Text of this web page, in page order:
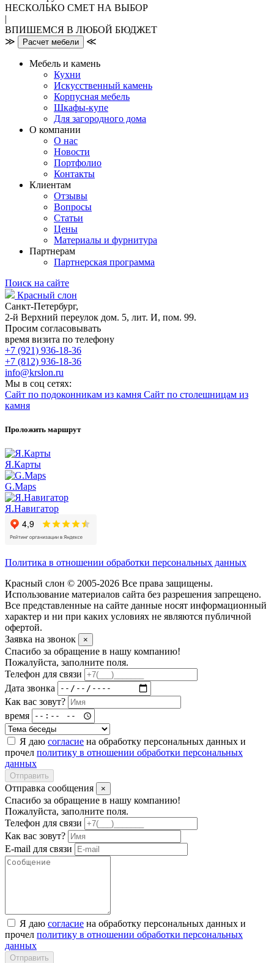
НЕСКОЛЬКО СМЕТ НА ВЫБОР
|
ВПИШЕМСЯ В ЛЮБОЙ БЮДЖЕТ
≫
Расчет мебели ≪
Мебель и камень
Кухни
Искусственный камень
Корпусная мебель
Шкафы-купе
Для загородного дома
О компании
О нас
Новости
Портфолио
Контакты
Клиентам
Отзывы
Вопросы
Статьи
Цены
Материалы и фурнитура
Партнерам
Партнерская программа
Поиск на сайте
Красный слон
Санкт-Петербург,
2-й Верхний переулок дом. 5, лит. И, пом. 99.
Просим согласовывать
время визита по телефону
+7 (921) 936-18-36
+7 (812) 936-18-36
info@krslon.ru
Мы в соц сетях:
Сайт по подоконникам из камня Сайт по столешницам из
камня
Проложить маршрут
Я.Карты
G.Maps
Я.Навигатор
Политика в отношении обработки персональных данных
Красный слон © 2005-2026 Все права защищены.
Использование материалов сайта без разрешения запрещено.
Все представленные на сайте данные носят информационный
характер и ни при каких условиях не являются публичной
офертой.
Заявка на звонок
×
Спасибо за обращение в нашу компанию!
Пожалуйста, заполните поля.
Телефон для связи
Дата звонка
Как вас зовут?
время
Я даю согласие на обработку персональных данных и
прочел политику в отношении обработки персональных
данных
Отправить
Отправка сообщения ×
Спасибо за обращение в нашу компанию!
Пожалуйста, заполните поля.
Телефон для связи
Как вас зовут?
E-mail для связи
Я даю согласие на обработку персональных данных и
прочел политику в отношении обработки персональных
данных
Отправить